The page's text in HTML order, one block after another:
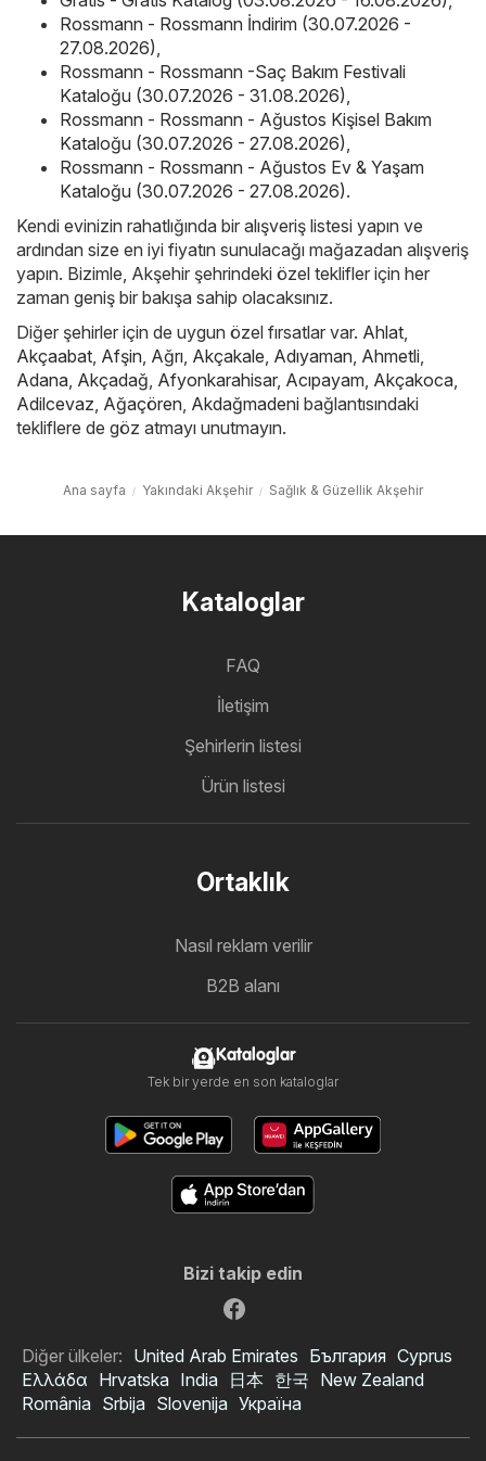
Rossmann - Rossmann İndirim (30.07.2026 -
27.08.2026)
Rossmann - Rossmann -Saç Bakım Festivali
Kataloğu (30.07.2026 - 31.08.2026)
Rossmann - Rossmann - Ağustos Kişisel Bakım
Kataloğu (30.07.2026 - 27.08.2026)
Rossmann - Rossmann - Ağustos Ev & Yaşam
Kataloğu (30.07.2026 - 27.08.2026).
Kendi evinizin rahatlığında bir alışveriş listesi yapın ve
ardından size en iyi fiyatın sunulacağı mağazadan alışveriş
yapın. Bizimle, Akşehir şehrindeki özel teklifler için her
zaman geniş bir bakışa sahip olacaksınız.
Diğer şehirler için de uygun özel fırsatlar var. Ahlat
Akçaabat Afşin Ağrı Akçakale Adıyaman Ahmetli
Adana Akçadağ Afyonkarahisar, Acıpayam Akçakoca
Adilcevaz Ağaçören Akdağmadeni bağlantısındaki
tekliflere de göz atmayı unutmayın.
Ana sayfa Yakındaki Akşehir Sağlık & Güzellik Akşehir
Kataloglar
FAQ
İletişim
Şehirlerin listesi
Ürün listesi
Ortaklık
Nasıl reklam verilir
B2B alanı
Kataloglar
Tek bir yerde en son kataloglar
Bizi takip edin
Diğer ülkeler: United Arab Emirates България Cyprus
Ελλάδα Hrvatska India 日本 한국 New Zealand
România Srbija Slovenija Україна